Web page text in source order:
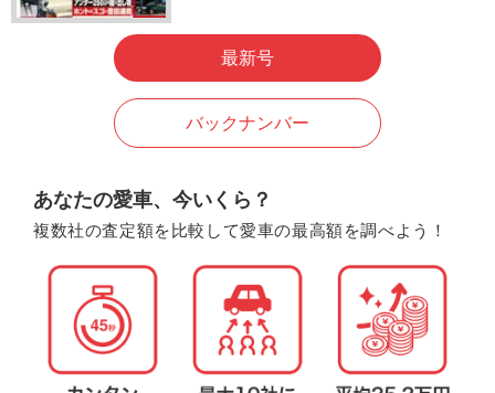
最新号
バックナンバー
あなたの愛車、今いくら？
複数社の査定額を比較して愛車の最高額を調べよう！